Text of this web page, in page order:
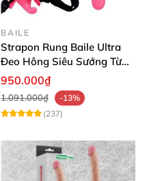
BAILE
Strapon Rung Baile Ultra
Đeo Hông Siêu Sướng Từ
Xa
950.000₫
1.091.000₫
-13%
(237)